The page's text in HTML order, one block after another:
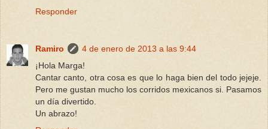
Responder
Ramiro
4 de enero de 2013 a las 9:44
¡Hola Marga!
Cantar canto, otra cosa es que lo haga bien del todo jejeje.
Pero me gustan mucho los corridos mexicanos si. Pasamos
un día divertido.
Un abrazo!